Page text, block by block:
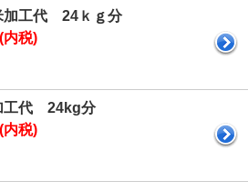
加工代 24ｋｇ分
内税)
工代 24kg分
内税)